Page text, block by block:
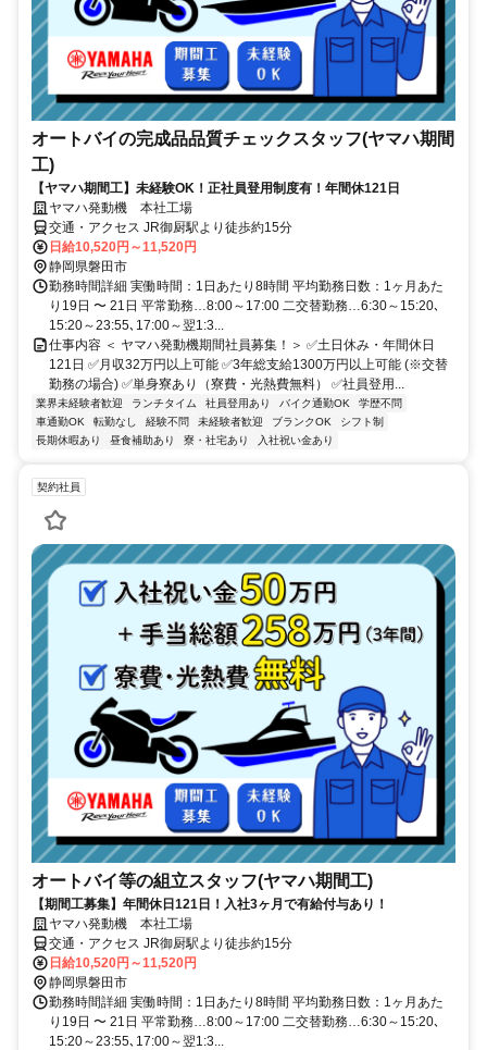
オートバイの完成品品質チェックスタッフ(ヤマハ期間
工)
【ヤマハ期間工】未経験OK！正社員登用制度有！年間休121日
ヤマハ発動機 本社工場
交通・アクセス JR御厨駅より徒歩約15分
日給10,520円～11,520円
静岡県磐田市
勤務時間詳細 実働時間：1日あたり8時間 平均勤務日数：1ヶ月あた
り19日 〜 21日 平常勤務…8:00～17:00 二交替勤務…6:30～15:20､
15:20～23:55､17:00～翌1:3...
仕事内容 ＜ ヤマハ発動機期間社員募集！＞ ✅土日休み・年間休日
121日 ✅月収32万円以上可能 ✅3年総支給1300万円以上可能 (※交替
勤務の場合) ✅単身寮あり（寮費・光熱費無料） ✅社員登用...
業界未経験者歓迎 ランチタイム 社員登用あり バイク通勤OK
学歴不問
車通勤OK
転勤なし 経験不問 未経験者歓迎 ブランクOK
シフト制
長期休暇あり
昼食補助あり 寮・社宅あり 入社祝い金あり
契約社員
オートバイ等の組立スタッフ(ヤマハ期間工)
【期間工募集】年間休日121日！入社3ヶ月で有給付与あり！
ヤマハ発動機 本社工場
交通・アクセス JR御厨駅より徒歩約15分
日給10,520円～11,520円
静岡県磐田市
勤務時間詳細 実働時間：1日あたり8時間 平均勤務日数：1ヶ月あた
り19日 〜 21日 平常勤務…8:00～17:00 二交替勤務…6:30～15:20､
15:20～23:55､17:00～翌1:3...